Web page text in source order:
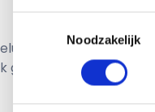
Noodzakelijk
is dat de VHP2
getroffen worden